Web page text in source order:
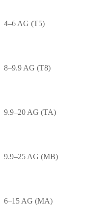
4–6 AG (T5)
8–9.9 AG (T8)
9.9–20 AG (TA)
9.9–25 AG (MB)
6–15 AG (MA)